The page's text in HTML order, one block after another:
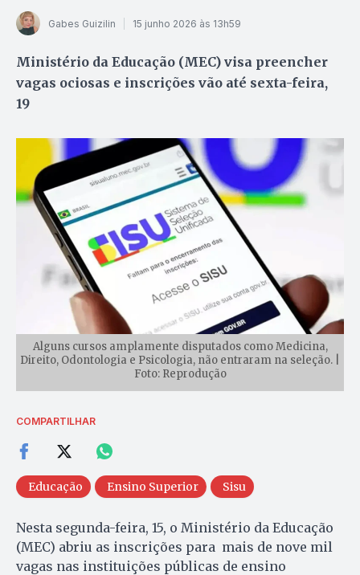
Gabes Guizilin 15 junho 2026 às 13h59
Ministério da Educação (MEC) visa preencher
vagas ociosas e inscrições vão até sexta-feira,
19
Alguns cursos amplamente disputados como Medicina,
Direito, Odontologia e Psicologia, não entraram na seleção. |
Foto: Reprodução
COMPARTILHAR
Educação Ensino Superior Sisu
Nesta segunda-feira, 15, o Ministério da Educação
(MEC) abriu as inscrições para mais de nove mil
vagas nas instituições públicas de ensino